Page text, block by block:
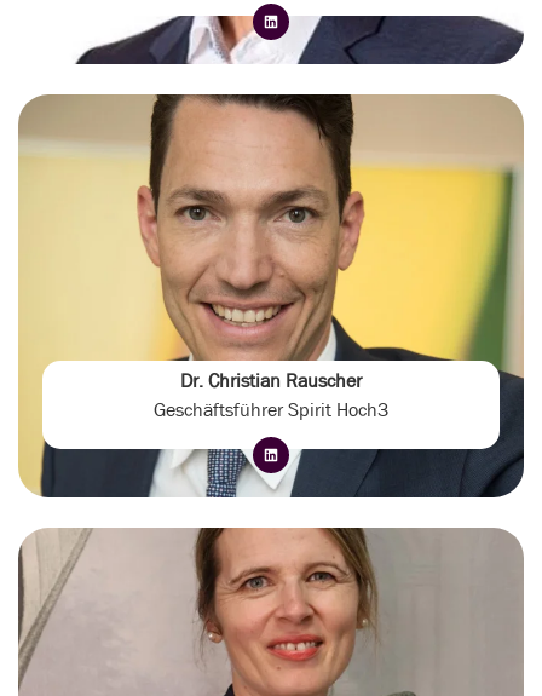
Dr. Christian Rauscher
Geschäftsführer Spirit Hoch3